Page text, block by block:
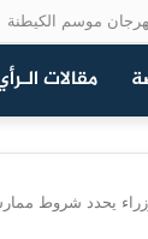
موسم الكيطنة
مقالات
يحدد شروط